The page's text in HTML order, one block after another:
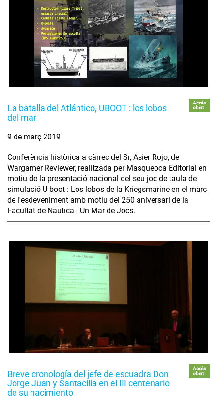
La batalla del Atlántico, UBOOT : los lobos
del mar
Accés
obert
9 de març 2019
Conferència històrica a càrrec del Sr, Asier Rojo, de
Wargamer Reviewer, realitzada per Masqueoca Editorial en
motiu de la presentació nacional del seu joc de taula de
simulació U-boot : Los lobos de la Kriegsmarine en el marc
de l'esdeveniment amb motiu del 250 aniversari de la
Facultat de Nàutica : Un Mar de Jocs.
Breve cronología del jefe de escuadra Don
Jorge Juan y Santacilia en el III centenario
de su nacimiento
Accés
obert